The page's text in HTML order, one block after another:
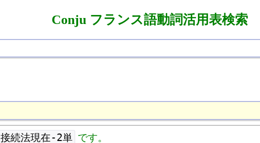
Conju フランス語動詞活用表検索
接続法現在-2単 です。